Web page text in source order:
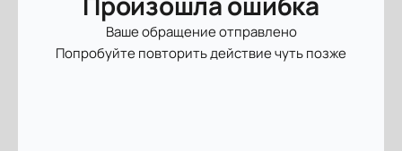
Ваше обращение отправлено
Попробуйте повторить действие чуть позже